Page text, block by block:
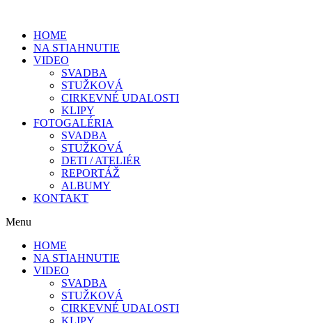
HOME
NA STIAHNUTIE
VIDEO
SVADBA
STUŽKOVÁ
CIRKEVNÉ UDALOSTI
KLIPY
FOTOGALÉRIA
SVADBA
STUŽKOVÁ
DETI / ATELIÉR
REPORTÁŽ
ALBUMY
KONTAKT
Menu
HOME
NA STIAHNUTIE
VIDEO
SVADBA
STUŽKOVÁ
CIRKEVNÉ UDALOSTI
KLIPY